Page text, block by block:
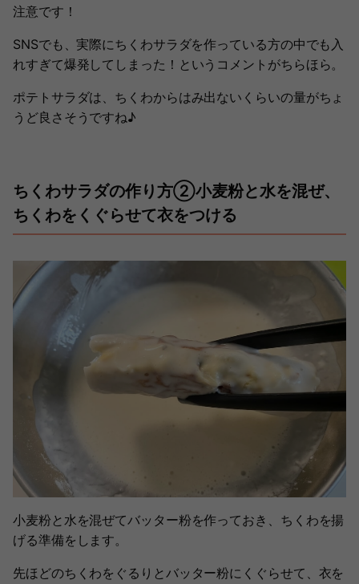
注意です！
SNSでも、実際にちくわサラダを作っている方の中でも入
れすぎて爆発してしまった！というコメントがちらほら。
ポテトサラダは、ちくわからはみ出ないくらいの量がちょ
うど良さそうですね♪
ちくわサラダの作り方②小麦粉と水を混ぜ、
ちくわをくぐらせて衣をつける
小麦粉と水を混ぜてバッター粉を作っておき、ちくわを揚
げる準備をします。
先ほどのちくわをぐるりとバッター粉にくぐらせて、衣を